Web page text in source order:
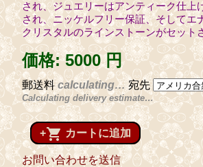
され、ジュエリーはアンティーク仕上
され、ニッケルフリー保証、そしてエ
クリスタルのラインストーンがセット
価格:5000 円
郵送料calculating…宛先
Calculating delivery estimate…
+shopping_cart カートに追加
お問い合わせを送信